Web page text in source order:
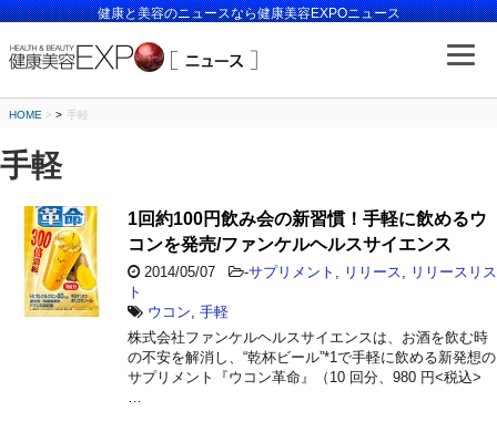
健康と美容のニュースなら健康美容EXPOニュース
HOME > 手軽
手軽
1回約100円飲み会の新習慣！手軽に飲めるウ
コンを発売/ファンケルヘルスサイエンス
2014/05/07 -サプリメント リリース
リリースリス
ト
ウコン 手軽
株式会社ファンケルヘルスサイエンスは、お酒を飲む時
の不安を解消し、“乾杯ビール”*1で手軽に飲める新発想の
サプリメント『ウコン革命』（10 回分、980 円<税込>